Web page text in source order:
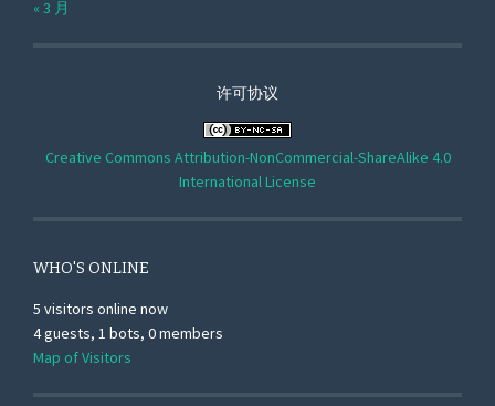
« 3 月
许可协议
Creative Commons Attribution-NonCommercial-ShareAlike 4.0
International License
WHO'S ONLINE
5 visitors online now
4 guests, 1 bots, 0 members
Map of Visitors